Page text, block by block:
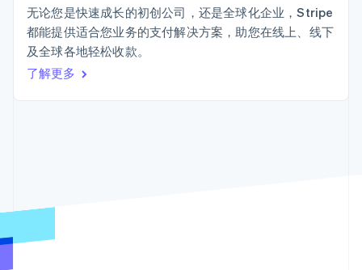
Link
加速结账
碳移除
按行业
AI 企业
酒店、旅游与休闲
资源
应用集成
代码示例
Stripe Press
联系销售
无论您是快速成长的初创公司，还是全球化企业，Stripe
都能提供适合您业务的支付解决方案，助您在线上、线下
及全球各地轻松收款。
了解更多